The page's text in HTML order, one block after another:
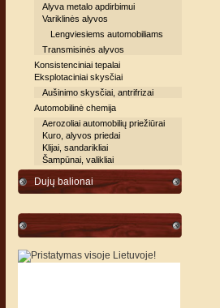
Alyva metalo apdirbimui
Variklinės alyvos
Lengviesiems automobiliams
Transmisinės alyvos
Konsistenciniai tepalai
Eksplotaciniai skysčiai
Aušinimo skysčiai, antrifrizai
Automobilinė chemija
Aerozoliai automobilių priežiūrai
Kuro, alyvos priedai
Klijai, sandarikliai
Šampūnai, valikliai
Dujų balionai